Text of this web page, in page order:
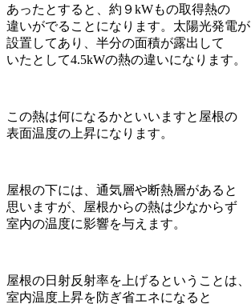
あったとすると、約９kWもの取得熱の
違いがでることになります。太陽光発電が
設置してあり、半分の面積が露出して
いたとして4.5kWの熱の違いになります。
この熱は何になるかといいますと屋根の
表面温度の上昇になります。
屋根の下には、通気層や断熱層があると
思いますが、屋根からの熱は少なからず
室内の温度に影響を与えます。
屋根の日射反射率を上げるということは、
室内温度上昇を防ぎ省エネになると